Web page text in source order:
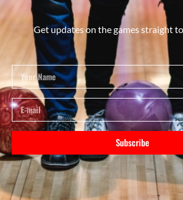
Get updates on the games straight
Subscribe